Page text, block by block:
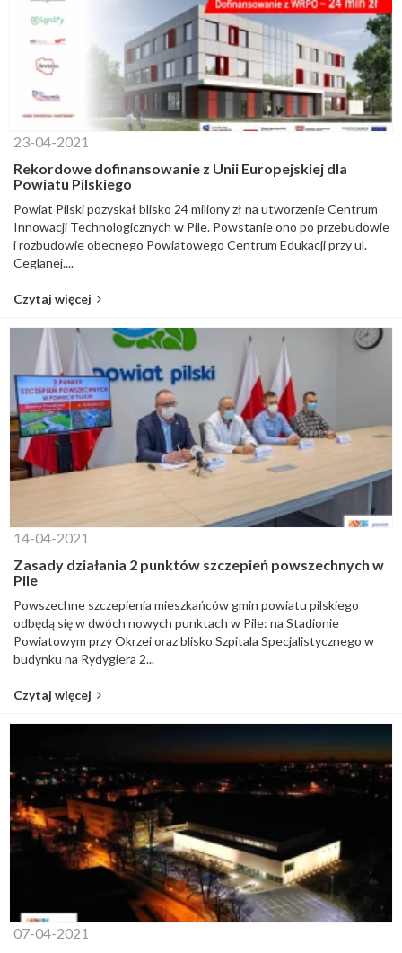
23-04-2021
Rekordowe dofinansowanie z Unii Europejskiej dla
Powiatu Pilskiego
Powiat Pilski pozyskał blisko 24 miliony zł na utworzenie Centrum
Innowacji Technologicznych w Pile. Powstanie ono po przebudowie
i rozbudowie obecnego Powiatowego Centrum Edukacji przy ul.
Ceglanej....
Czytaj więcej
14-04-2021
Zasady działania 2 punktów szczepień powszechnych w
Pile
Powszechne szczepienia mieszkańców gmin powiatu pilskiego
odbędą się w dwóch nowych punktach w Pile: na Stadionie
Powiatowym przy Okrzei oraz blisko Szpitala Specjalistycznego w
budynku na Rydygiera 2...
Czytaj więcej
07-04-2021